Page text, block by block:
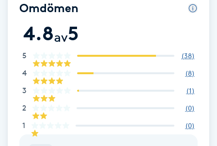
Bottenfärg
Brynformning
Brynfärgning
Brynplockning
Bröllopsuppsättning
Omdömen
4.8av5
5 (38)
4 (8)
3 (1)
2 (0)
1 (0)